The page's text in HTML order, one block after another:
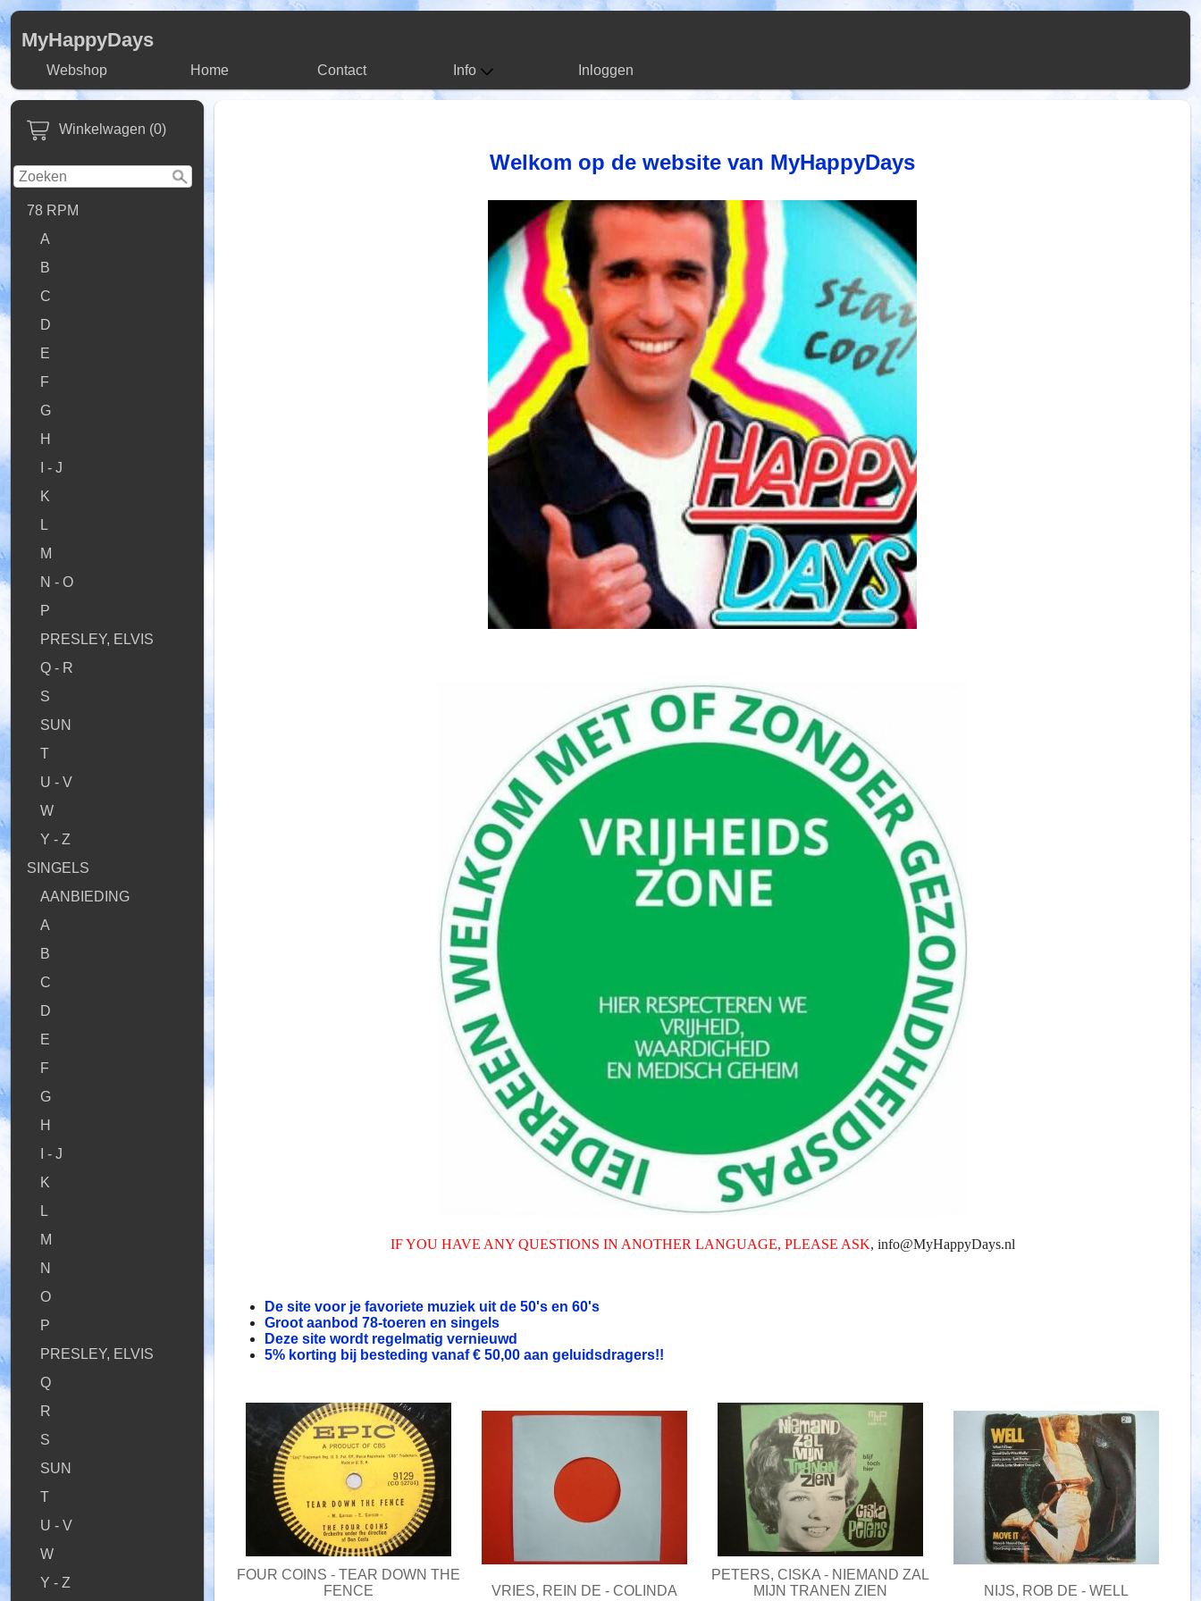
MyHappyDays
Webshop Home Contact Info Inloggen
Winkelwagen (0)
78 RPM
A
B
C
D
E
F
G
H
I - J
K
L
M
N - O
P
PRESLEY, ELVIS
Q - R
S
SUN
T
U - V
W
Y - Z
SINGELS
AANBIEDING
A
B
C
D
E
F
G
H
I - J
K
L
M
N
O
P
PRESLEY, ELVIS
Q
R
S
SUN
T
U - V
W
Y - Z
Welkom op de website van MyHappyDays
IF YOU HAVE ANY QUESTIONS IN ANOTHER LANGUAGE, PLEASE ASK, info@MyHappyDays.nl
De site voor je favoriete muziek uit de 50's en 60's
Groot aanbod 78-toeren en singels
Deze site wordt regelmatig vernieuwd
5% korting bij besteding vanaf € 50,00 aan geluidsdragers!!
FOUR COINS - TEAR DOWN THE
FENCE
VRIES, REIN DE - COLINDA
PETERS, CISKA - NIEMAND ZAL
MIJN TRANEN ZIEN
NIJS, ROB DE - WELL